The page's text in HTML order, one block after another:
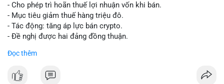
tái cơ cấu danh mục trước phiên giao dịch Âu-Mỹ. Tâm lý thị
trường có thể dao động nhẹ khi nhà đầu tư nhỏ lẻ theo dõi
động thái này.
và điểm đến của số BTC này trong 2-4 giờ tới. Nếu dòng tiền
phòng thủ. Nếu vào ví lạnh, có thể duy trì chiến lược nắm giữ
- Cho phép trì hoãn thuế lợi nhuận vốn khi bán.
- Mục tiêu giảm thuế hàng triệu đô.
- Tác động: tăng áp lực bán crypto.
- Đề nghị được hai đảng đồng thuận.
Đọc thêm